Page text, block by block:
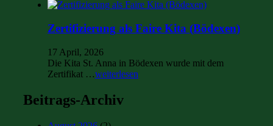
Zertifizierung als Faire Kita (Bödexen)
17 April, 2026
Die Kita St. Anna in Bödexen wurde mit dem
Zertifikat …weiterlesen
Beitrags-Archiv